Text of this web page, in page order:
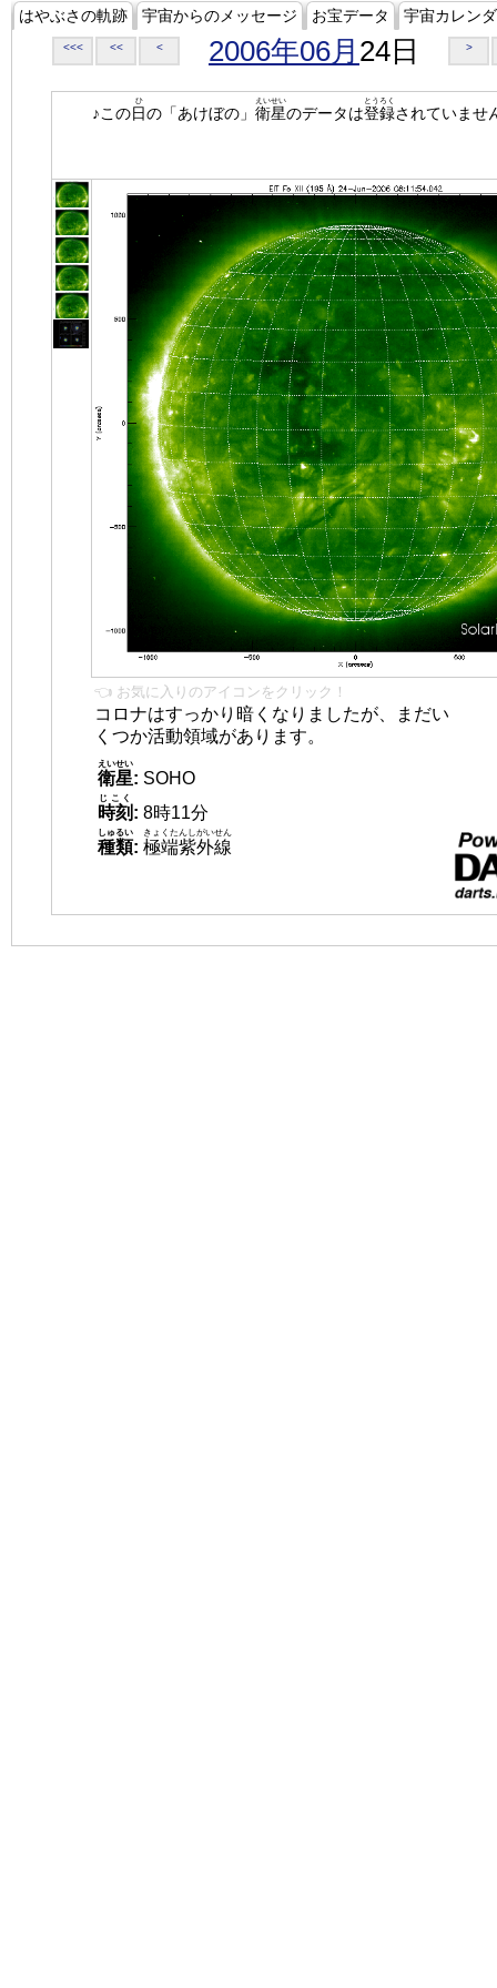
はやぶさの軌跡 宇宙からのメッセージ お宝データ 宇宙カレン
<<< << < 2006年06月 24日 >
♪この日
ひ
の「あけぼの」 衛星
えいせい
のデータは登録
とうろく
されていませ
👈 お気に入りのアイコンをクリック！
コロナはすっかり暗くなりましたが、まだい
くつか活動領域があります。
衛星
えいせい
: SOHO
時刻
じこく
: 8時11分
種類
しゅるい
: 極端紫外線
きょくたんしがいせん